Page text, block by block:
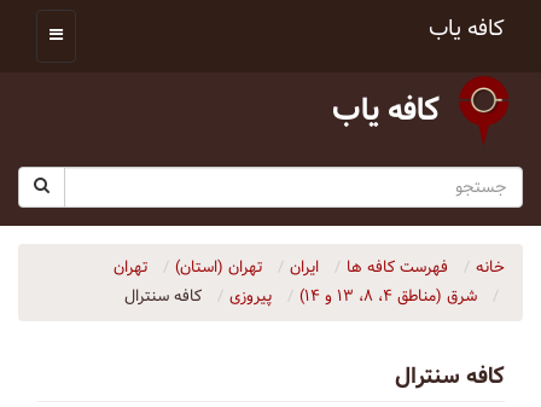
کافه یاب
کافه یاب
خانه فهرست کافه ها ایران تهران (استان)
تهران
شرق (مناطق ۴، ۸، ۱۳ و ۱۴)
پیروزی کافه سنترال
کافه سنترال